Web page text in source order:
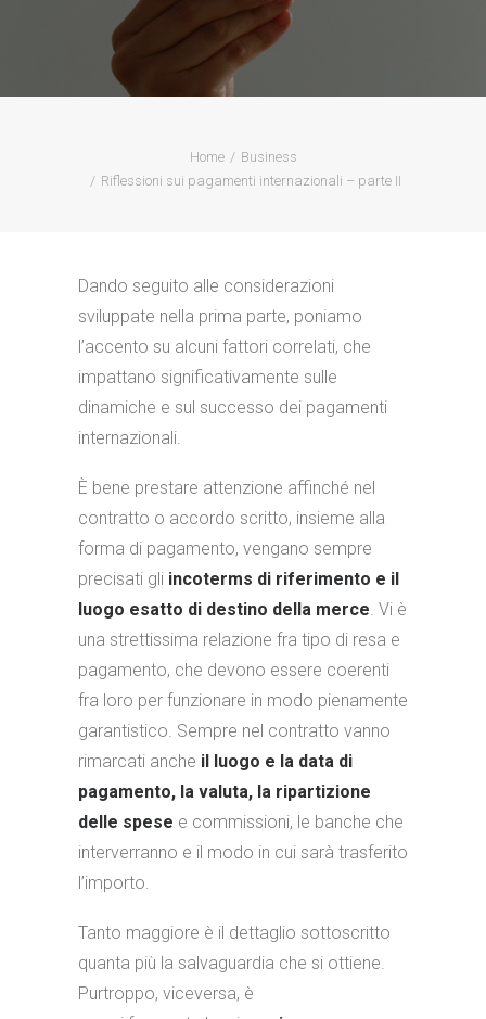
Home
Business
Riflessioni sui pagamenti internazionali – parte II
Dando seguito alle considerazioni
sviluppate nella prima parte, poniamo
l’accento su alcuni fattori correlati, che
impattano significativamente sulle
dinamiche e sul successo dei pagamenti
internazionali.
È bene prestare attenzione affinché nel
contratto o accordo scritto, insieme alla
forma di pagamento, vengano sempre
precisati gli incoterms di riferimento e il
luogo esatto di destino della merce. Vi è
una strettissima relazione fra tipo di resa e
pagamento, che devono essere coerenti
fra loro per funzionare in modo pienamente
garantistico. Sempre nel contratto vanno
rimarcati anche il luogo e la data di
pagamento, la valuta, la ripartizione
delle spese e commissioni, le banche che
interverranno e il modo in cui sarà trasferito
l’importo.
Tanto maggiore è il dettaglio sottoscritto
quanta più la salvaguardia che si ottiene.
Purtroppo, viceversa, è